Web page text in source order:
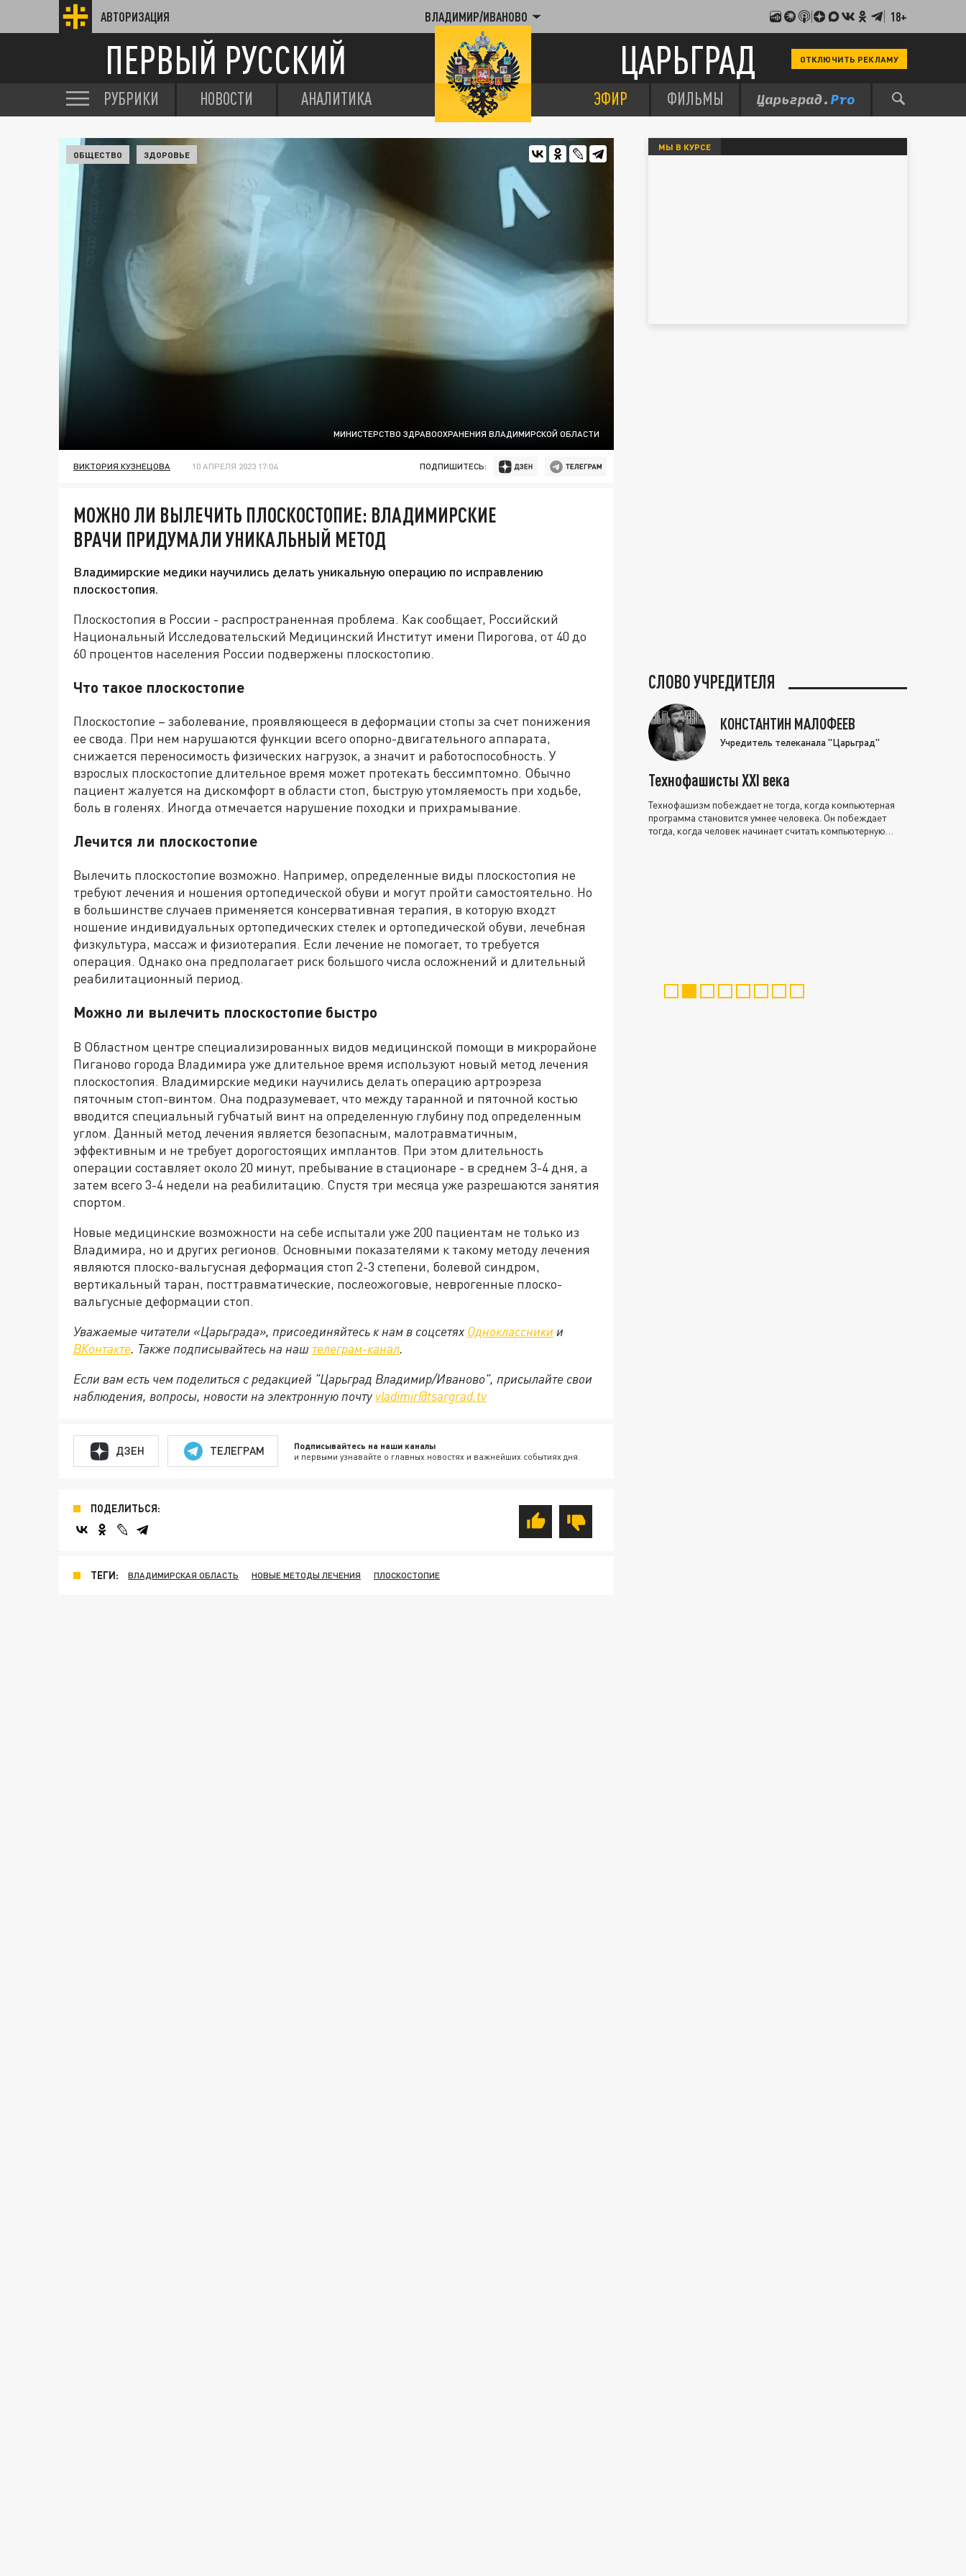
АВТОРИЗАЦИЯ ВЛАДИМИР/ИВАНОВО 18+
ПЕРВЫЙ РУССКИЙ ЦАРЬГРАД ОТКЛЮЧИТЬ РЕКЛАМУ
РУБРИКИ НОВОСТИ АНАЛИТИКА ЭФИР ФИЛЬМЫ
МИНИСТЕРСТВО ЗДРАВООХРАНЕНИЯ ВЛАДИМИРСКОЙ ОБЛАСТИ
ОБЩЕСТВО ЗДОРОВЬЕ
ВИКТОРИЯ КУЗНЕЦОВА 10 АПРЕЛЯ 2023 17:04 ПОДПИШИТЕСЬ:
МОЖНО ЛИ ВЫЛЕЧИТЬ ПЛОСКОСТОПИЕ: ВЛАДИМИРСКИЕ
ВРАЧИ ПРИДУМАЛИ УНИКАЛЬНЫЙ МЕТОД
Владимирские медики научились делать уникальную операцию по исправлению
плоскостопия.
Плоскостопия в России - распространенная проблема. Как сообщает, Российский
Национальный Исследовательский Медицинский Институт имени Пирогова, от 40 до
60 процентов населения России подвержены плоскостопию.
Что такое плоскостопие
Плоскостопие – заболевание, проявляющееся в деформации стопы за счет понижения
ее свода. При нем нарушаются функции всего опорно-двигательного аппарата,
снижается переносимость физических нагрузок, а значит и работоспособность. У
взрослых плоскостопие длительное время может протекать бессимптомно. Обычно
пациент жалуется на дискомфорт в области стоп, быструю утомляемость при ходьбе,
боль в голенях. Иногда отмечается нарушение походки и прихрамывание.
Лечится ли плоскостопие
Вылечить плоскостопие возможно. Например, определенные виды плоскостопия не
требуют лечения и ношения ортопедической обуви и могут пройти самостоятельно. Но
в большинстве случаев применяется консервативная терапия, в которую входzт
ношение индивидуальных ортопедических стелек и ортопедической обуви, лечебная
физкультура, массаж и физиотерапия. Если лечение не помогает, то требуется
операция. Однако она предполагает риск большого числа осложнений и длительный
реабилитационный период.
Можно ли вылечить плоскостопие быстро
В Областном центре специализированных видов медицинской помощи в микрорайоне
Пиганово города Владимира уже длительное время используют новый метод лечения
плоскостопия. Владимирские медики научились делать операцию артроэреза
пяточным стоп-винтом. Она подразумевает, что между таранной и пяточной костью
вводится специальный губчатый винт на определенную глубину под определенным
углом. Данный метод лечения является безопасным, малотравматичным,
эффективным и не требует дорогостоящих имплантов. При этом длительность
операции составляет около 20 минут, пребывание в стационаре - в среднем 3-4 дня, а
затем всего 3-4 недели на реабилитацию. Спустя три месяца уже разрешаются занятия
спортом.
Новые медицинские возможности на себе испытали уже 200 пациентам не только из
Владимира, но и других регионов. Основными показателями к такому методу лечения
являются плоско-вальгусная деформация стоп 2-3 степени, болевой синдром,
вертикальный таран, посттравматические, послеожоговые, неврогенные плоско-
вальгусные деформации стоп.
Уважаемые читатели «Царьграда», присоединяйтесь к нам в соцсетях Одноклассники и
ВКонтакте. Также подписывайтесь на наш телеграм-канал.
Если вам есть чем поделиться с редакцией "Царьград Владимир/Иваново", присылайте свои
наблюдения, вопросы, новости на электронную почту vladimir@tsargrad.tv
ДЗЕН ТЕЛЕГРАМ Подписывайтесь на наши каналы
и первыми узнавайте о главных новостях и важнейших событиях дня.
ПОДЕЛИТЬСЯ:
ТЕГИ: ВЛАДИМИРСКАЯ ОБЛАСТЬ НОВЫЕ МЕТОДЫ ЛЕЧЕНИЯ ПЛОСКОСТОПИЕ
МЫ В КУРСЕ
СЛОВО УЧРЕДИТЕЛЯ
КОНСТАНТИН МАЛОФЕЕВ
Учредитель телеканала "Царьград"
Технофашисты XXI века
Технофашизм побеждает не тогда, когда компьютерная
программа становится умнее человека. Он побеждает
тогда, когда человек начинает считать компьютерную